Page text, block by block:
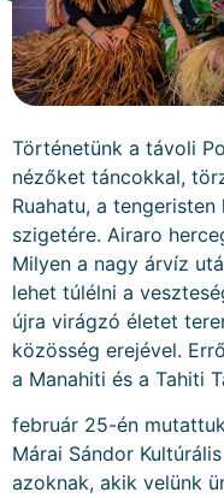
Történetünk a távoli
nézőket táncokkal,
Ruahatu, a
szigetére. Airaro
Milyen a nagy árvíz
lehet túlélni a
újra virágzó életet
közösség erejével.
a Manahiti és a Tahiti
február 25-én
Márai Sándor
azoknak, akik velünk